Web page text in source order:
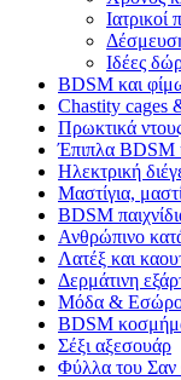
Ιατρικοί
Ιδέες
BDSM και
Chastity cages
Πρωκτικά
Έπιπλα BDSM
Ηλεκτρική
Μαστίγια,
BDSM
Ανθρώπινο
Λατέξ και
Δερμάτινη
Μόδα &
BDSM
Σέξι αξεσουάρ
Φύλλα του